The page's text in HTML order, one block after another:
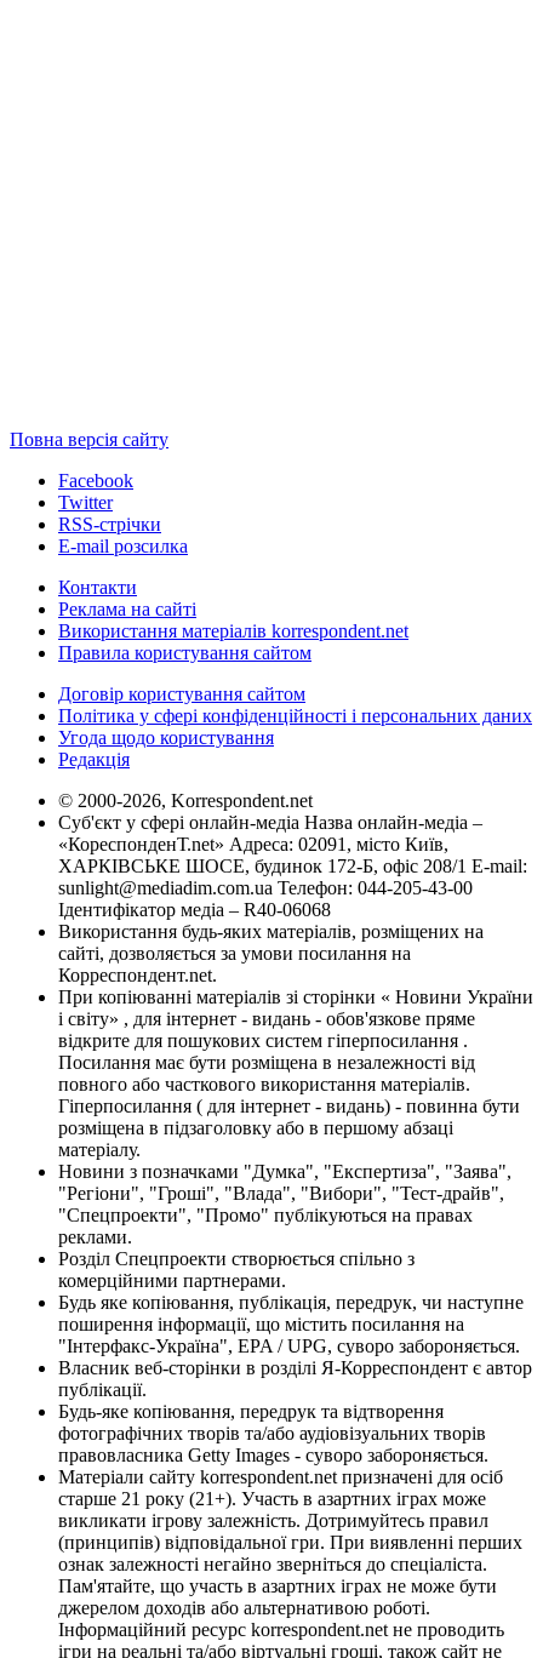
Повна версія сайту
Facebook
Twitter
RSS-стрічки
E-mail розсилка
Контакти
Реклама на сайті
Використання матеріалів korrespondent.net
Правила користування сайтом
Договір користування сайтом
Політика у сфері конфіденційності і персональних даних
Угода щодо користування
Редакція
© 2000-2026, Korrespondent.net
Суб'єкт у сфері онлайн-медіа Назва онлайн-медіа –
«КореспонденТ.net» Адреса: 02091, місто Київ,
ХАРКІВСЬКЕ ШОСЕ, будинок 172-Б, офіс 208/1 E-mail:
sunlight@mediadim.com.ua Телефон: 044-205-43-00
Ідентифікатор медіа – R40-06068
Використання будь-яких матеріалів, розміщених на
сайті, дозволяється за умови посилання на
Корреспондент.net.
При копіюванні матеріалів зі сторінки « Новини України
і світу» , для інтернет - видань - обов'язкове пряме
відкрите для пошукових систем гіперпосилання .
Посилання має бути розміщена в незалежності від
повного або часткового використання матеріалів.
Гіперпосилання ( для інтернет - видань) - повинна бути
розміщена в підзаголовку або в першому абзаці
матеріалу.
Новини з позначками "Думка", "Експертиза", "Заява",
"Регіони", "Гроші", "Влада", "Вибори", "Тест-драйв",
"Спецпроекти", "Промо" публікуються на правах
реклами.
Розділ Спецпроекти створюється спільно з
комерційними партнерами.
Будь яке копіювання, публікація, передрук, чи наступне
поширення інформації, що містить посилання на
"Інтерфакс-Україна", EPA / UPG, суворо забороняється.
Власник веб-сторінки в розділі Я-Корреспондент є автор
публікації.
Будь-яке копіювання, передрук та відтворення
фотографічних творів та/або аудіовізуальних творів
правовласника Getty Images - суворо забороняється.
Матеріали сайту korrespondent.net призначені для осіб
старше 21 року (21+). Участь в азартних іграх може
викликати ігрову залежність. Дотримуйтесь правил
(принципів) відповідальної гри. При виявленні перших
ознак залежності негайно зверніться до спеціаліста.
Пам'ятайте, що участь в азартних іграх не може бути
джерелом доходів або альтернативою роботі.
Інформаційний ресурс korrespondent.net не проводить
ігри на реальні та/або віртуальні гроші, також сайт не